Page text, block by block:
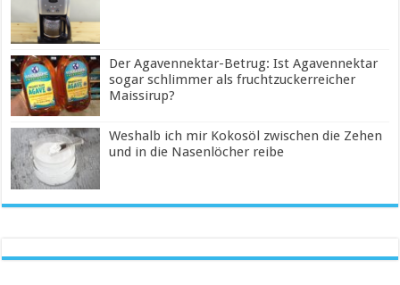
Der Agavennektar-Betrug: Ist Agavennektar
sogar schlimmer als fruchtzuckerreicher
Maissirup?
Weshalb ich mir Kokosöl zwischen die Zehen
und in die Nasenlöcher reibe